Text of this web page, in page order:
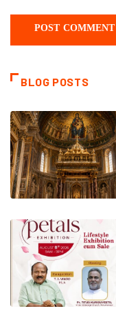
BLOG POSTS